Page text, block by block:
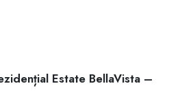
Estate BellaVista –